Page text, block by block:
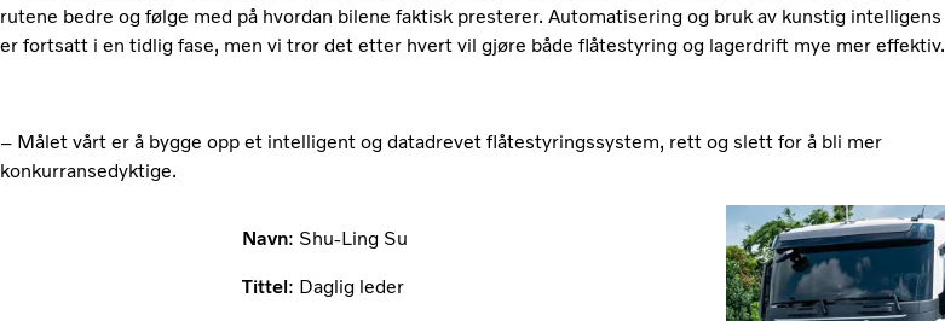
rutene bedre og følge med på hvordan bilene faktisk presterer. Automatisering og bruk av kunstig intelligens
er fortsatt i en tidlig fase, men vi tror det etter hvert vil gjøre både flåtestyring og lagerdrift mye mer effektiv.
– Målet vårt er å bygge opp et intelligent og datadrevet flåtestyringssystem, rett og slett for å bli mer
konkurransedyktige.
Navn: Shu-Ling Su
Tittel: Daglig leder